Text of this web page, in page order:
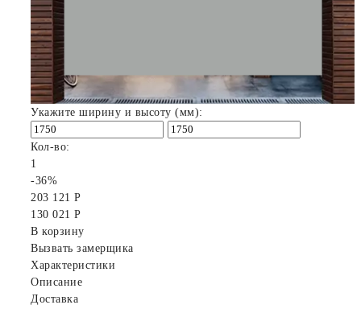
Укажите ширину и высоту (мм):
Кол-во:
1
-36%
203 121 Р
130 021 Р
В корзину
Вызвать замерщика
Характеристики
Описание
Доставка